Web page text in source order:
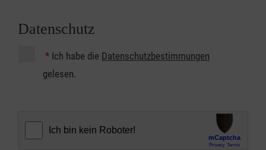
Datenschutz
* Ich habe die Datenschutzbestimmungen
gelesen.